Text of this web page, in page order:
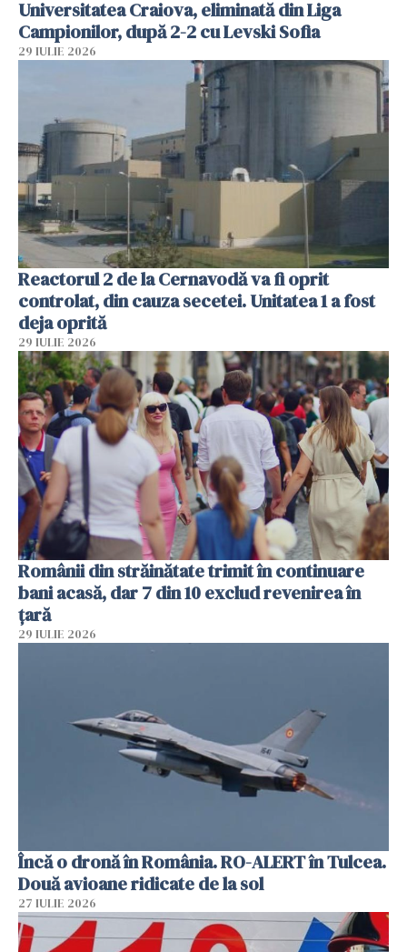
Universitatea Craiova, eliminată din Liga
Campionilor, după 2-2 cu Levski Sofia
29 IULIE 2026
Reactorul 2 de la Cernavodă va fi oprit
controlat, din cauza secetei. Unitatea 1 a fost
deja oprită
29 IULIE 2026
Românii din străinătate trimit în continuare
bani acasă, dar 7 din 10 exclud revenirea în
țară
29 IULIE 2026
Încă o dronă în România. RO-ALERT în Tulcea.
Două avioane ridicate de la sol
27 IULIE 2026